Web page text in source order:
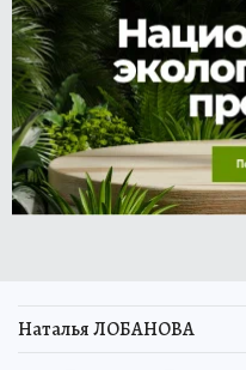
Наталья ЛОБАНОВА